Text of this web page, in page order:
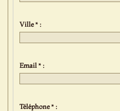
Ville * :
Email * :
Téléphone * :